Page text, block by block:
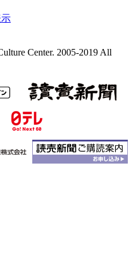
Center. 2005-2019 All